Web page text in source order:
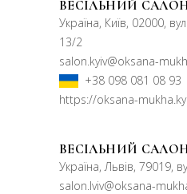
ВЕСІЛЬНИЙ
Україна, Київ, 02000,
13/2
salon.kyiv@oksana-
+38 098 081 08 93
https://oksana-
ВЕСІЛЬНИЙ
Україна, Львів, 79019,
salon.lviv@oksana-